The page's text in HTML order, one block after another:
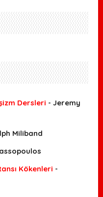
Dersleri - Jeremy
Miliband
Kökenleri -